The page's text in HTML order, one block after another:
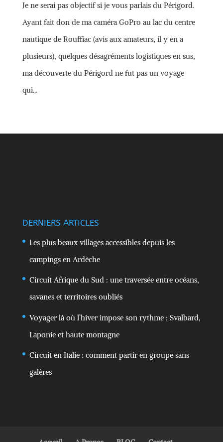
Je ne serai pas objectif si je vous parlais du Périgord.
Ayant fait don de ma caméra GoPro au lac du centre
nautique de Rouffiac (avis aux amateurs, il y en a
plusieurs), quelques désagréments logistiques en sus,
ma découverte du Périgord ne fut pas un voyage
qui...
DERNIERS ARTICLES
Les plus beaux villages accessibles depuis les
campings en Ardèche
Circuit Afrique du Sud : une traversée entre océans,
savanes et territoires oubliés
Voyager là où l’hiver impose son rythme : Svalbard,
Laponie et haute montagne
Circuit en Italie : comment partir en groupe sans
galères